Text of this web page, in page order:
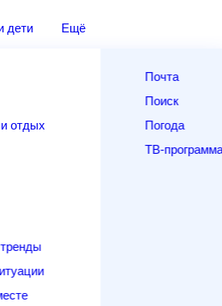
и дети Ещё
и отдых
тренды
Почта
Поиск
Погода
ТВ-
14 дней Выходные